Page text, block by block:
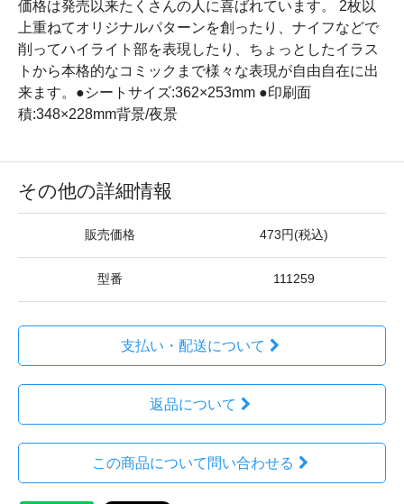
価格は発売以来たくさんの人に喜ばれています。 2枚以
上重ねてオリジナルパターンを創ったり、ナイフなどで
削ってハイライト部を表現したり、ちょっとしたイラス
トから本格的なコミックまで様々な表現が自由自在に出
来ます。●シートサイズ:362×253mm ●印刷面
積:348×228mm背景/夜景
その他の詳細情報
販売価格 473円(税込)
型番 111259
支払い・配送について
返品について
この商品について問い合わせる